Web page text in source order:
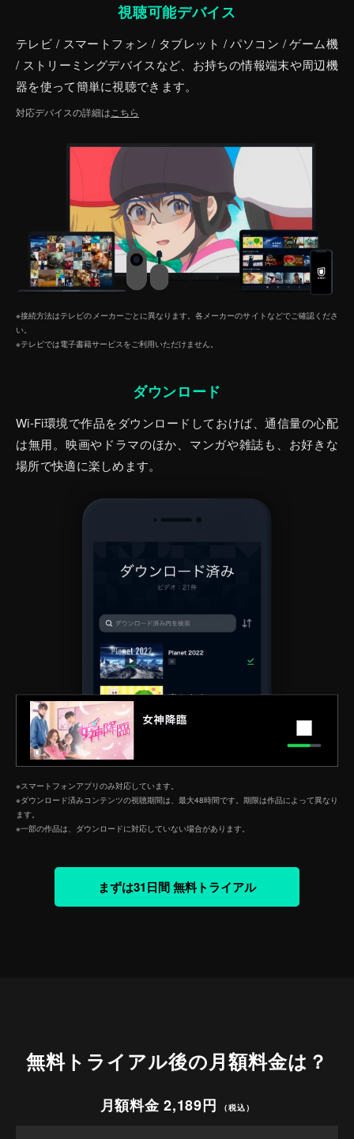
視聴可能デバイス
テレビ / スマートフォン / タブレット / パソコン / ゲーム機
/ ストリーミングデバイスなど、お持ちの情報端末や周辺機
器を使って簡単に視聴できます。
対応デバイスの詳細は こちら
※接続方法はテレビのメーカーごとに異なります。各メーカーのサイトなどでご確認くださ
い。
※テレビでは電子書籍サービスをご利⽤いただけません。
ダウンロード
Wi-Fi環境で作品をダウンロードしておけば、通信量の心配
は無用。映画やドラマのほか、マンガや雑誌も、お好きな
場所で快適に楽しめます。
※スマートフォンアプリのみ対応しています。
※ダウンロード済みコンテンツの視聴期間は、最大48時間です。期限は作品によって異なり
ます。
※一部の作品は、ダウンロードに対応していない場合があります。
まずは31日間 無料トライアル
無料トライアル後の月額料金は？
月額料金 2,189円 （税込）